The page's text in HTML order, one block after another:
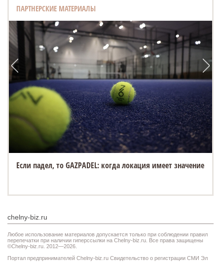
ПАРТНЕРСКИЕ МАТЕРИАЛЫ
Если падел, то GAZPADEL: когда локация имеет значение
chelny-biz.ru
Любое использование материалов допускается только при соблюдении правил
перепечатки при наличии гиперссылки на Chelny-biz.ru. Все права защищены
©Chelny-biz.ru. 2012—2026.
Портал предпринимателей Chelny-biz.ru Свидетельство о регистрации СМИ Эл